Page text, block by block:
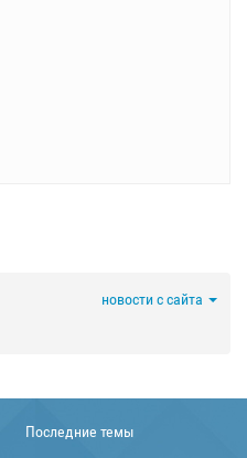
новости с сайта
Последние темы